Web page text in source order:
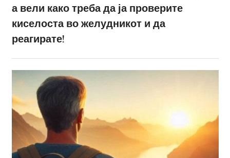
а вели како треба да ја проверите
киселоста во желудникот и да
реагирате!